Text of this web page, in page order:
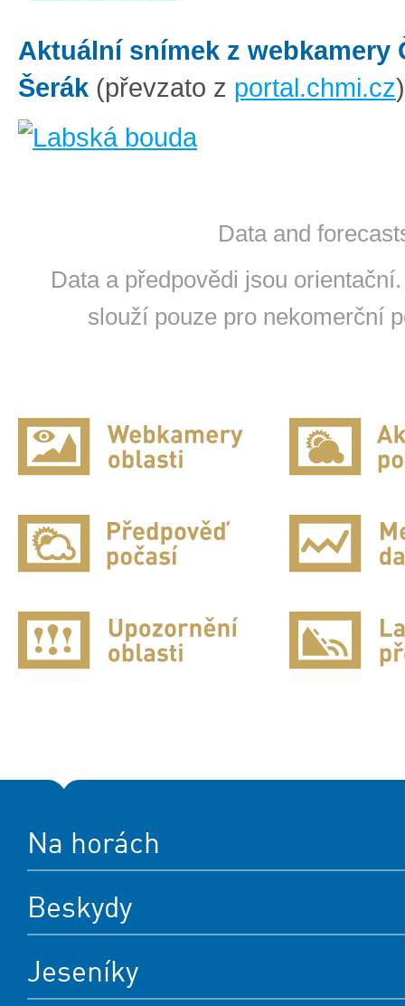
Aktuální snímek z webkamery
Šerák (převzato z portal.chmi.cz)
Data and
Data a předpovědi jsou
slouží pouze pro nekomerční
Na horách
Beskydy
Jeseníky